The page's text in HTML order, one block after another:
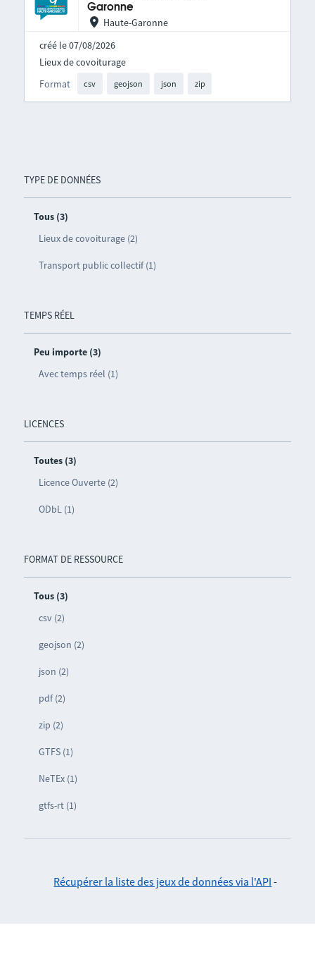
TYPE DE DONNÉES
Tous (3)
Lieux de covoiturage (2)
Transport public collectif (1)
TEMPS RÉEL
Peu importe (3)
Avec temps réel (1)
LICENCES
Toutes (3)
Licence Ouverte (2)
ODbL (1)
FORMAT DE RESSOURCE
Tous (3)
csv (2)
geojson (2)
json (2)
pdf (2)
zip (2)
GTFS (1)
NeTEx (1)
gtfs-rt (1)
Garonne
Haute-Garonne
créé le 07/08/2026
Format csv geojson json zip
Lieux de covoiturage
Récupérer la liste des jeux de données via l'API -